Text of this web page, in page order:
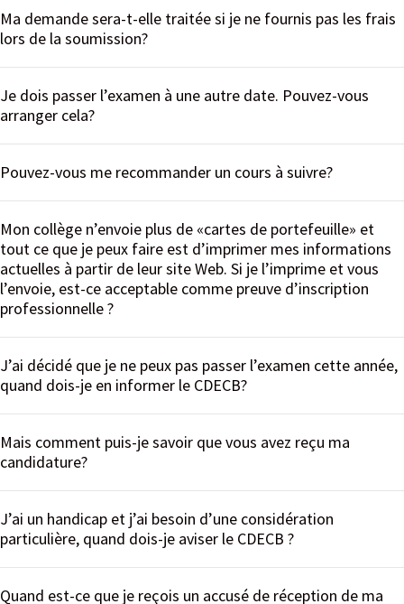
Ma demande sera-t-elle traitée si je ne fournis pas les frais
lors de la soumission?
Je dois passer l’examen à une autre date. Pouvez-vous
arranger cela?
Pouvez-vous me recommander un cours à suivre?
Mon collège n’envoie plus de «cartes de portefeuille» et
tout ce que je peux faire est d’imprimer mes informations
actuelles à partir de leur site Web. Si je l’imprime et vous
l’envoie, est-ce acceptable comme preuve d’inscription
professionnelle ?
J’ai décidé que je ne peux pas passer l’examen cette année,
quand dois-je en informer le CDECB?
Mais comment puis-je savoir que vous avez reçu ma
candidature?
J’ai un handicap et j’ai besoin d’une considération
particulière, quand dois-je aviser le CDECB ?
Quand est-ce que je reçois un accusé de réception de ma